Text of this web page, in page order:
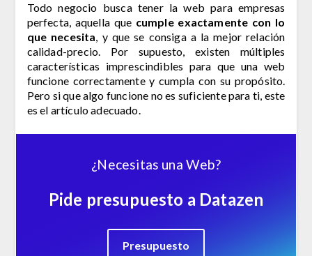
Todo negocio busca tener la web para empresas
perfecta, aquella que cumple exactamente con lo
que necesita, y que se consiga a la mejor relación
calidad-precio. Por supuesto, existen múltiples
características imprescindibles para que una web
funcione correctamente y cumpla con su propósito.
Pero si que algo funcione no es suficiente para ti, este
es el artículo adecuado.
¿Necesitas una Web?
Pide presupuesto a Datazen
Presupuesto